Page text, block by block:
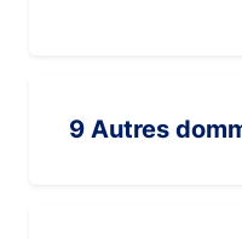
9 Autres